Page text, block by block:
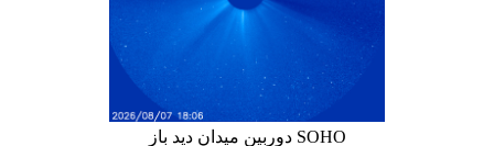
دوربین میدان دید باز SOHO